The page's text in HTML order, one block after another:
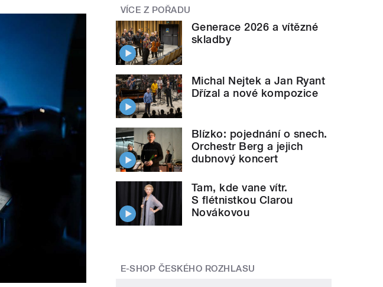
VÍCE Z POŘADU
Generace 2026 a vítězné
skladby
Michal Nejtek a Jan Ryant
Dřízal a nové kompozice
Blízko: pojednání o snech.
Orchestr Berg a jejich
dubnový koncert
Tam, kde vane vítr.
S flétnistkou Clarou
Novákovou
E-SHOP ČESKÉHO ROZHLASU